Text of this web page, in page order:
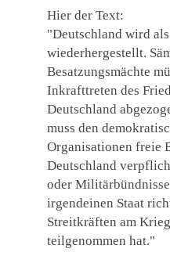
Hier der Text:
"Deutschland wird
wiederhergestellt.
Besatzungsmächte
Inkrafttreten des
Deutschland
muss den
Organisationen freie
Deutschland
oder
irgendeinen Staat
Streitkräften am
teilgenommen hat."